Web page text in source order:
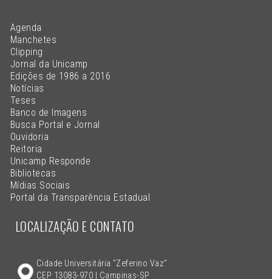
Agenda
Manchetes
Clipping
Jornal da Unicamp
Edições de 1986 a 2016
Notícias
Teses
Banco de Imagens
Busca Portal e Jornal
Ouvidoria
Reitoria
Unicamp Responde
Bibliotecas
Mídias Sociais
Portal da Transparência Estadual
LOCALIZAÇÃO E CONTATO
Cidade Universitária "Zeferino Vaz"
CEP 13083-970 | Campinas-SP